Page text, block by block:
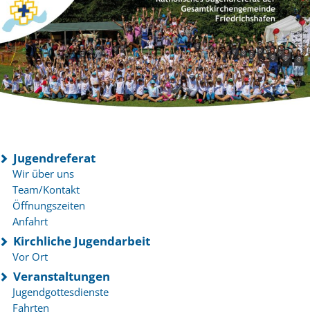
Jugendreferat
Wir über uns
Team/Kontakt
Öffnungszeiten
Anfahrt
Kirchliche Jugendarbeit
Vor Ort
Veranstaltungen
Jugendgottesdienste
Fahrten